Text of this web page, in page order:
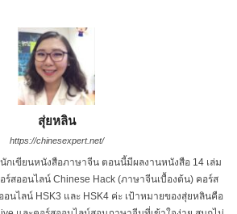
สุ่ยหลิน
https://chinesexpert.net/
กเขียนหนังสือภาษาจีน ตอนนี้มีผลงานหนังสือ 14 เล่ม
ร์สออนไลน์ Chinese Hack (ภาษาจีนเบื้องต้น) คอร์ส
อนไลน์ HSK3 และ HSK4 ค่ะ เป้าหมายของสุ่ยหลินคือ